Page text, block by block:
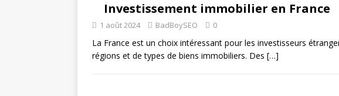
Investissement immobilier en France
1 août 2024 BadBoySEO 0
La France est un choix intéressant pour les investisseurs
régions et de types de biens immobiliers. Des […]